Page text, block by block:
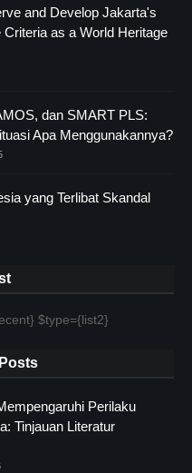
and Develop Jakarta's
as a World Heritage
dan SMART PLS:
Apa Menggunakannya?
yang Terlibat Skandal
$type={list2}
Perilaku
Tinjauan Literatur